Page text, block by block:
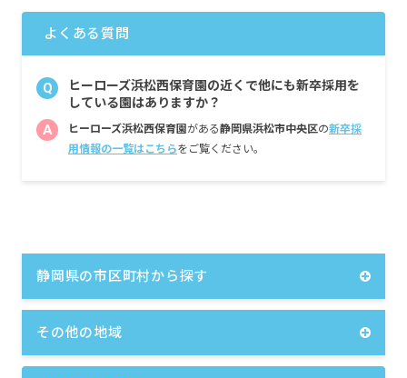
よくある質問
Q
ヒーローズ浜松西保育園の近くで他にも新卒採用を
している園はありますか？
A ヒーローズ浜松西保育園がある静岡県浜松市中央区の新卒採
用情報の一覧はこちらをご覧ください。
静岡県の市区町村から探す
その他の地域